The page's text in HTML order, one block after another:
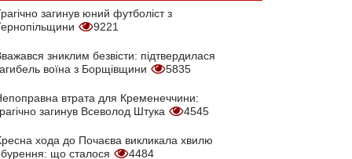
загинув юний футболіст з
9221
зниклим безвісти: підтвердилася
воїна з Борщівщини
5835
втрата для Кременеччини:
загинув Всеволод Штука
4545
хода до Почаєва викликала хвилю
що сталося
4484